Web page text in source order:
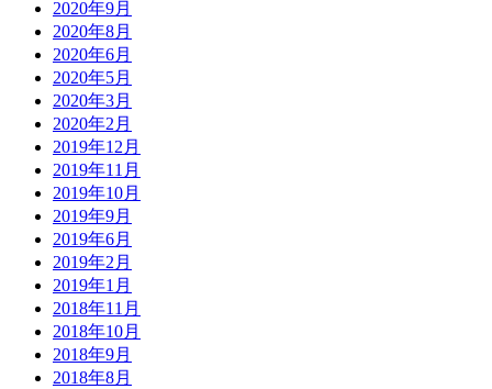
2020年9月
2020年8月
2020年6月
2020年5月
2020年3月
2020年2月
2019年12月
2019年11月
2019年10月
2019年9月
2019年6月
2019年2月
2019年1月
2018年11月
2018年10月
2018年9月
2018年8月